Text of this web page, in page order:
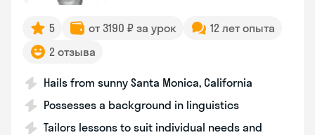
5 от 3190 ₽ за урок
12 лет опыта
2 отзыва
Hails from sunny Santa Monica, California
Possesses a background in linguistics
Tailors lessons to suit individual needs and